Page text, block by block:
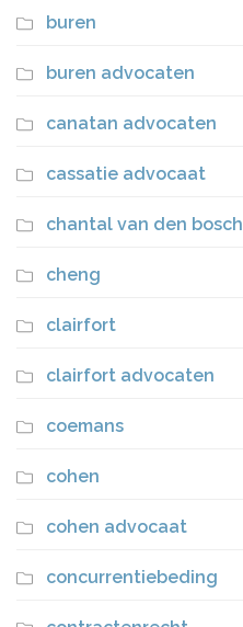
buren
buren advocaten
canatan advocaten
cassatie advocaat
chantal van den bosch
cheng
clairfort
clairfort advocaten
coemans
cohen
cohen advocaat
concurrentiebeding